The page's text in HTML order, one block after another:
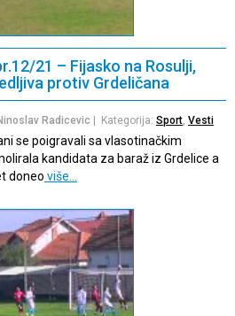
21 – Fijasko na Rosulji,
protiv Grdeličana
Radicevic | Kategorija: Sport, Vesti
se poigravali sa vlasotinačkim
kandidata za baraž iz Grdelice a
doneo više…